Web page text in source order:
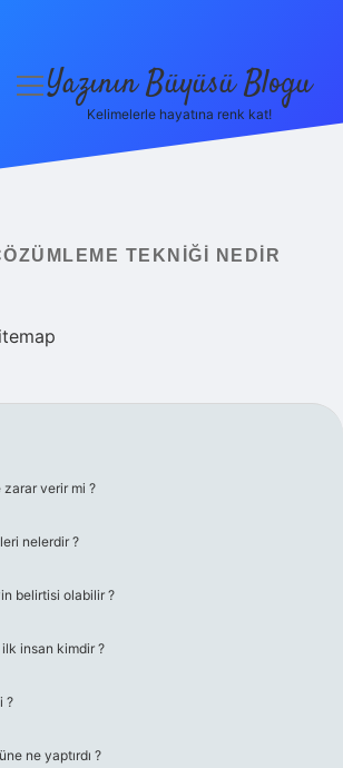
menüyü
Yazının Büyüsü Blogu
Kelimelerle hayatına renk kat!
TEKNIĞI NEDIR
zarar verir mi ?
nelerdir ?
belirtisi olabilir ?
ilk insan kimdir ?
?
ne yaptırdı ?